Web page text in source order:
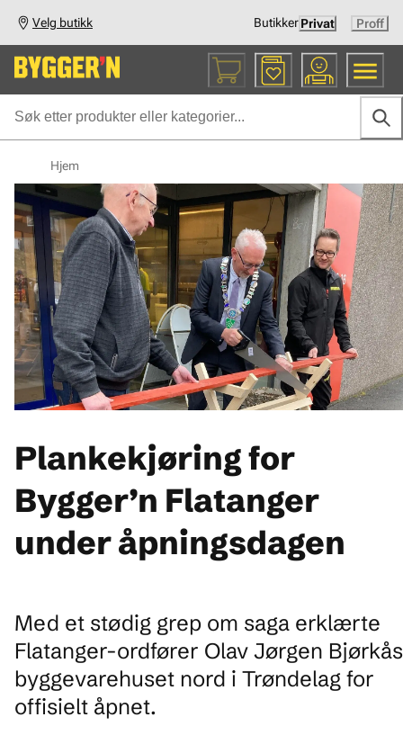
Velg butikk ButikkerPrivat Proff
Hjem
Plankekjøring for
Bygger’n Flatanger
under åpningsdagen
Med et stødig grep om saga erklærte
Flatanger-ordfører Olav Jørgen Bjørkås
byggevarehuset nord i Trøndelag for
offisielt åpnet.